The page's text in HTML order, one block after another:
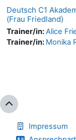
Deutsch C1
(Frau Friedland)
Trainer/in:Alice
Trainer/in: Monika
Impressum